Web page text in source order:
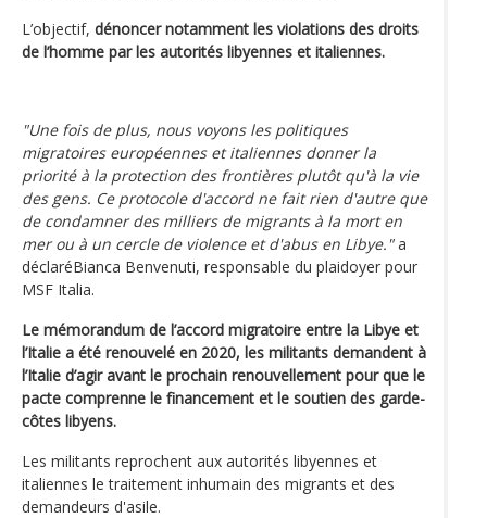
L’objectif, dénoncer notamment les violations des droits
de l’homme par les autorités libyennes et italiennes.
"Une fois de plus, nous voyons les politiques
migratoires européennes et italiennes donner la
priorité à la protection des frontières plutôt qu'à la vie
des gens. Ce protocole d'accord ne fait rien d'autre que
de condamner des milliers de migrants à la mort en
mer ou à un cercle de violence et d'abus en Libye."a
déclaréBianca Benvenuti, responsable du plaidoyer pour
MSF Italia.
Le mémorandum de l’accord migratoire entre la Libye et
l’Italie a été renouvelé en 2020, les militants demandent à
l’Italie d’agir avant le prochain renouvellement pour que le
pacte comprenne le financement et le soutien des garde-
côtes libyens.
Les militants reprochent aux autorités libyennes et
italiennes le traitement inhumain des migrants et des
demandeurs d'asile.